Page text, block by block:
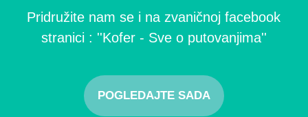
Pridružite nam se i na zvaničnoj facebook
stranici : ''Kofer - Sve o putovanjima''
POGLEDAJTE SADA